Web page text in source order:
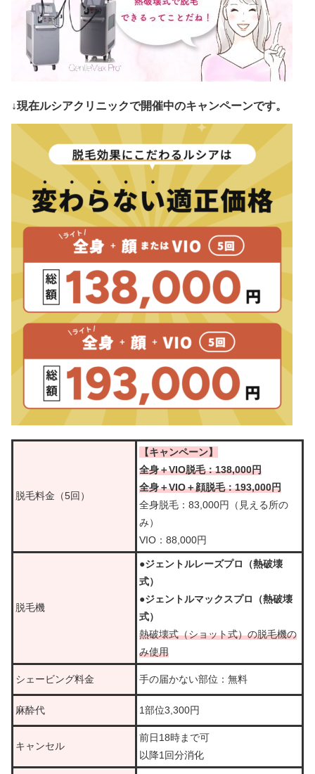
↓現在ルシアクリニックで開催中のキャンペーンです。
脱毛料金（5回）
【キャンペーン】
全身＋VIO脱毛：138,000円
全身＋VIO＋顔脱毛：193,000円
全身脱毛：83,000円（見える所の
み）
VIO：88,000円
脱毛機
●ジェントルレーズプロ（熱破壊
式）
●ジェントルマックスプロ（熱破壊
式）
熱破壊式（ショット式）の脱毛機の
み使用
シェービング料金 手の届かない部位：無料
麻酔代 1部位3,300円
キャンセル
前日18時まで可
以降1回分消化